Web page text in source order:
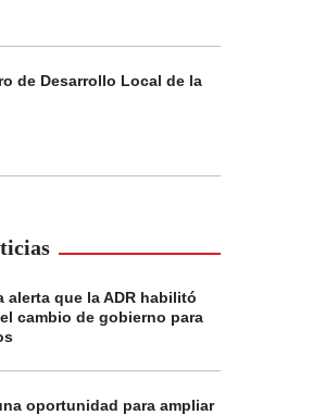
de Desarrollo Local de la
alerta que la ADR habilitó
cambio de gobierno para
oportunidad para ampliar